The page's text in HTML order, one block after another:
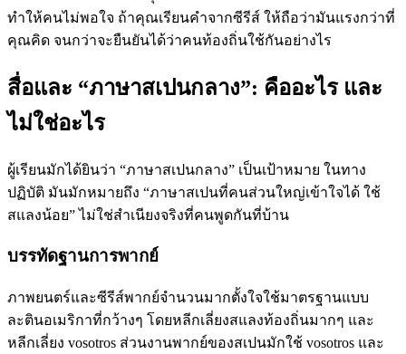
ทำให้คนไม่พอใจ ถ้าคุณเรียนคำจากซีรีส์ ให้ถือว่ามันแรงกว่าที่
คุณคิด จนกว่าจะยืนยันได้ว่าคนท้องถิ่นใช้กันอย่างไร
สื่อและ “ภาษาสเปนกลาง”: คืออะไร และ
ไม่ใช่อะไร
ผู้เรียนมักได้ยินว่า “ภาษาสเปนกลาง” เป็นเป้าหมาย ในทาง
ปฏิบัติ มันมักหมายถึง “ภาษาสเปนที่คนส่วนใหญ่เข้าใจได้ ใช้
สแลงน้อย” ไม่ใช่สำเนียงจริงที่คนพูดกันที่บ้าน
บรรทัดฐานการพากย์
ภาพยนตร์และซีรีส์พากย์จำนวนมากตั้งใจใช้มาตรฐานแบบ
ละตินอเมริกาที่กว้างๆ โดยหลีกเลี่ยงสแลงท้องถิ่นมากๆ และ
หลีกเลี่ยง vosotros ส่วนงานพากย์ของสเปนมักใช้ vosotros และ